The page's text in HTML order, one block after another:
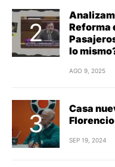
Reforma
lo
AGO 9, 2025
Casa
SEP 19, 2024